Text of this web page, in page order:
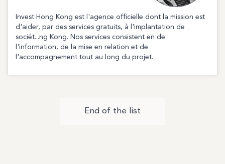
Invest Hong Kong est l'agence officielle dont la mission est
d'aider, par des services gratuits, à l'implantation de
sociét...ng Kong. Nos services consistent en de
l'information, de la mise en relation et de
l'accompagnement tout au long du projet.
End of the list